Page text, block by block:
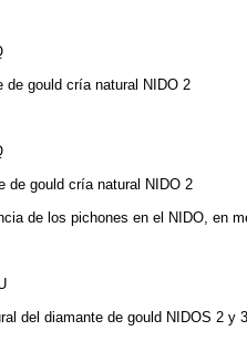
de gould cría natural NIDO 2
de gould cría natural NIDO 2
de los pichones en el NIDO, en
del diamante de gould NIDOS 2 y 3